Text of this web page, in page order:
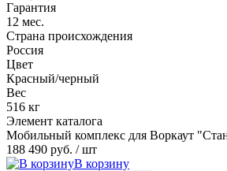
Гарантия
12 мес.
Страна происхождения
Россия
Цвет
Красный/черный
Вес
516 кг
Элемент каталога
Мобильный комплекс для Воркаут
188 490 руб. / шт
В корзину